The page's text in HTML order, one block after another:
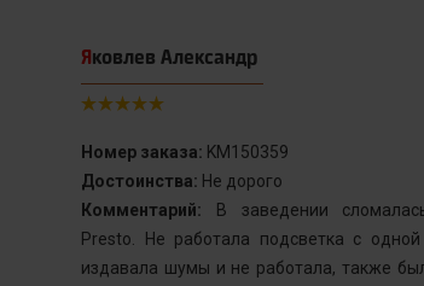
Яковлев Александр
Номер заказа: KM150359
Достоинства: Не дорого
Комментарий: В заведении
Presto. Не работала подсветка с
издавала шумы и не работала, также